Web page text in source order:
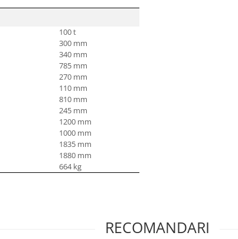
100 t
300 mm
340 mm
785 mm
270 mm
110 mm
810 mm
245 mm
1200 mm
1000 mm
1835 mm
1880 mm
664 kg
RECOMANDARI